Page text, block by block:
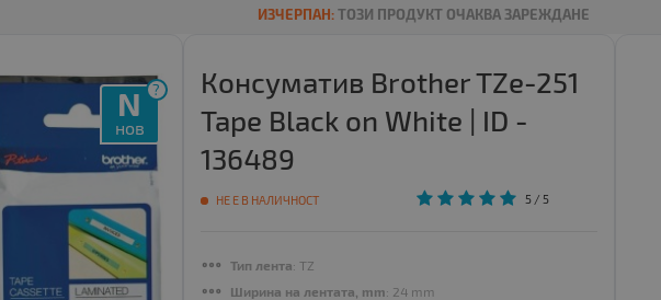
ИЗЧЕРПАН:ТОЗИ ПРОДУКТ ОЧАКВА ЗАРЕЖДАНЕ
?
N
нов
Консуматив Brother TZe-251
Tape Black on White | ID -
136489
НЕ Е В НАЛИЧНОСТ 5 / 5
Тип лента: TZ
Ширина на лентата, mm: 24 mm